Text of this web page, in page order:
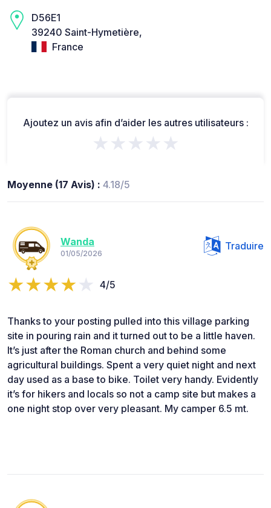
D56E1
39240 Saint-Hymetière,
France
Ajoutez un avis afin d’aider les autres utilisateurs :
★★★★★
Moyenne (17 Avis) : 4.18/5
Wanda
01/05/2026
Traduire
4/5
Thanks to your posting pulled into this village parking
site in pouring rain and it turned out to be a little haven.
It’s just after the Roman church and behind some
agricultural buildings. Spent a very quiet night and next
day used as a base to bike. Toilet very handy. Evidently
it’s for hikers and locals so not a camp site but makes a
one night stop over very pleasant. My camper 6.5 mt.